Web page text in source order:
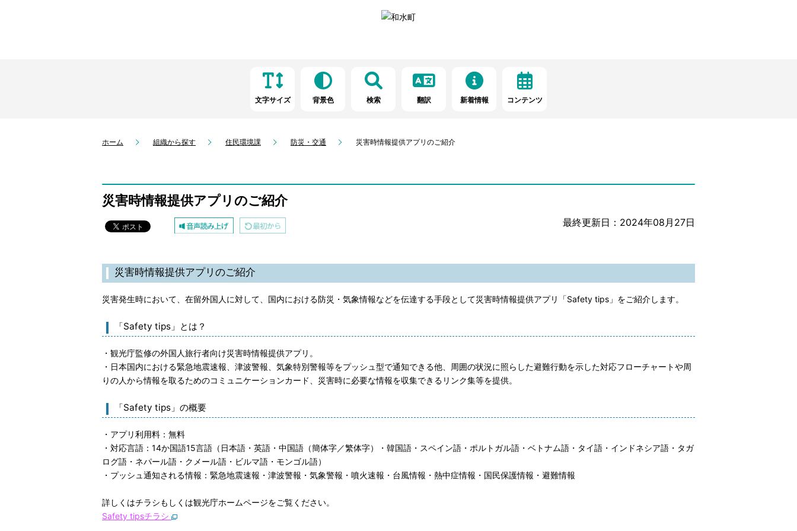
文字サイズ 背景色 検索 翻訳 新着情報 コンテンツ
ホーム 組織から探す 住民環境課 防災・交通 災害時情報提供アプリのご紹介
災害時情報提供アプリのご紹介
最終更新日：2024年08月27日
災害時情報提供アプリのご紹介
災害発生時において、在留外国人に対して、国内における防災・気象情報などを伝達する手段として災害時情報提供アプリ「Safety tips」をご紹介します。
「Safety tips」とは？
・観光庁監修の外国人旅行者向け災害時情報提供アプリ。
・日本国内における緊急地震速報、津波警報、気象特別警報等をプッシュ型で通知できる他、周囲の状況に照らした避難行動を示した対応フローチャートや周
りの人から情報を取るためのコミュニケーションカード、災害時に必要な情報を収集できるリンク集等を提供。
「Safety tips」の概要
・アプリ利用料：無料
・対応言語：14か国語15言語（日本語・英語・中国語（簡体字／繁体字）・韓国語・スペイン語・ポルトガル語・ベトナム語・タイ語・インドネシア語・タガ
ログ語・ネパール語・クメール語・ビルマ語・モンゴル語）
・プッシュ通知される情報：緊急地震速報・津波警報・気象警報・噴火速報・台風情報・熱中症情報・国民保護情報・避難情報
詳しくはチラシもしくは観光庁ホームページをご覧ください。
Safety tipsチラシ